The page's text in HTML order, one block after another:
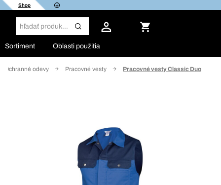
Shop
Sortiment Oblasti použitia
Ochranné odevy Pracovné vesty Pracovné vesty Classic Duo